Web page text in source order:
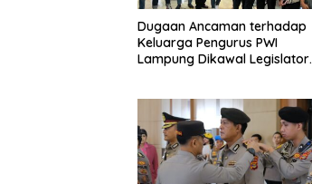
Dugaan Ancaman terhadap
Keluarga Pengurus PWI
Lampung Dikawal Legislator